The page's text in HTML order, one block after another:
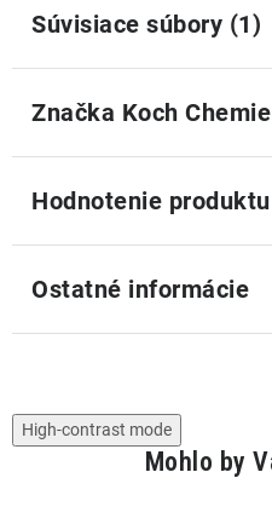
Súvisiace súbory (1)
Značka Koch Chemie
Hodnotenie
Ostatné informácie
High-contrast mode
Mohlo by